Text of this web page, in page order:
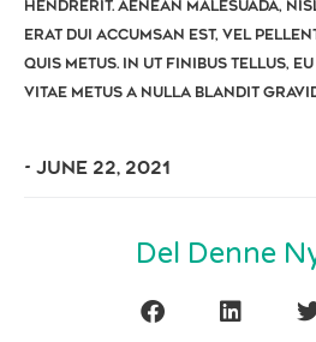
hendrerit. Aenean malesuada,
erat dui accumsan est, vel
quis metus. In ut finibus tellus, eu
vitae metus a nulla blandit
- June 22, 2021
Del Denne